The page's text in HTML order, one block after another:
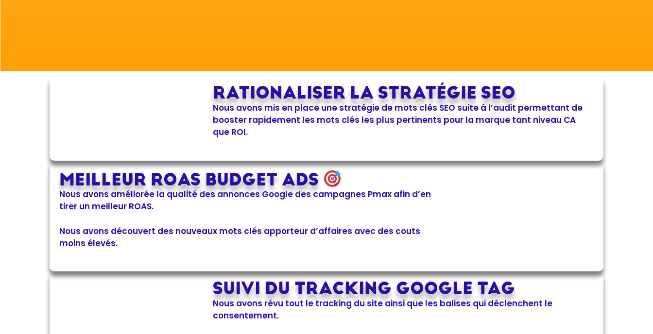
RATIONALISER LA STRATÉGIE SEO
Nous avons mis en place une stratégie de mots clés SEO suite à l’audit permettant de
booster rapidement les mots clés les plus pertinents pour la marque tant niveau CA
que ROI.
MEILLEUR ROAS BUDGET ADS
Nous avons améliorée la qualité des annonces Google des campagnes Pmax afin d’en
tirer un meilleur ROAS.
Nous avons découvert des nouveaux mots clés apporteur d’affaires avec des couts
moins élevés.
SUIVI DU TRACKING GOOGLE TAG
Nous avons révu tout le tracking du site ainsi que les balises qui déclenchent le
consentement.